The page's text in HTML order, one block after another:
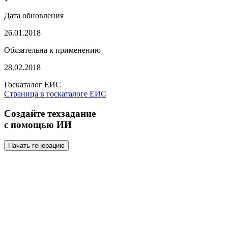
Дата обновления
26.01.2018
Обязательна к применению
28.02.2018
Госкаталог ЕИС
Страница в госкаталоге ЕИС
Создайте техзадание
с помощью ИИ
Начать генерацию